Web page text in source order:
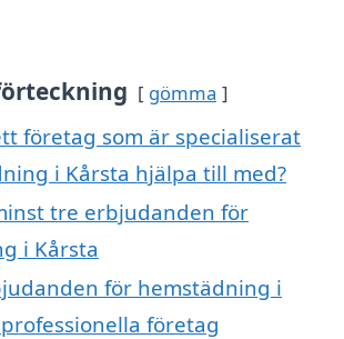
gömma
företag som är specialiserat
i Kårsta hjälpa till med?
tre erbjudanden för
i Kårsta
för hemstädning i
företag